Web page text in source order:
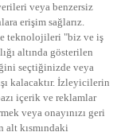
veya benzersiz
erişim sağlarız.
teknolojileri "biz ve iş
altında gösterilen
seçtiğinizde veya
kalacaktır. İzleyicilerin
içerik ve reklamlar
veya onayınızı geri
alt kısmındaki